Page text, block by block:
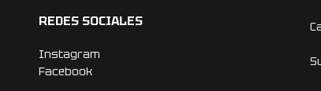
REDES SOCIALES
Instagram
Facebook